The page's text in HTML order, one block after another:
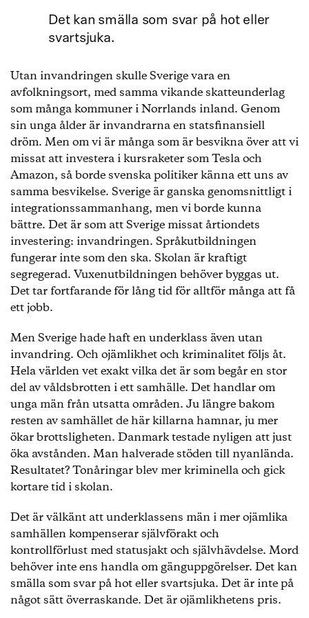
Det kan smälla som svar på hot eller
svartsjuka.
Utan invandringen skulle Sverige vara en
avfolkningsort, med samma vikande skatteunderlag
som många kommuner i Norrlands inland. Genom
sin unga ålder är invandrarna en statsfinansiell
dröm. Men om vi är många som är besvikna över att vi
missat att investera i kursraketer som Tesla och
Amazon, så borde svenska politiker känna ett uns av
samma besvikelse. Sverige är ganska genomsnittligt i
integrationssammanhang, men vi borde kunna
bättre. Det är som att Sverige missat årtiondets
investering: invandringen. Språkutbildningen
fungerar inte som den ska. Skolan är kraftigt
segregerad. Vuxenutbildningen behöver byggas ut.
Det tar fortfarande för lång tid för alltför många att få
ett jobb.
Men Sverige hade haft en underklass även utan
invandring. Och ojämlikhet och kriminalitet följs åt.
Hela världen vet exakt vilka det är som begår en stor
del av våldsbrotten i ett samhälle. Det handlar om
unga män från utsatta områden. Ju längre bakom
resten av samhället de här killarna hamnar, ju mer
ökar brottsligheten. Danmark testade nyligen att just
öka avstånden. Man halverade stöden till nyanlända.
Resultatet? Tonåringar blev mer kriminella och gick
kortare tid i skolan.
Det är välkänt att underklassens män i mer ojämlika
samhällen kompenserar självförakt och
kontrollförlust med statusjakt och självhävdelse. Mord
behöver inte ens handla om gänguppgörelser. Det kan
smälla som svar på hot eller svartsjuka. Det är inte på
något sätt överraskande. Det är ojämlikhetens pris.